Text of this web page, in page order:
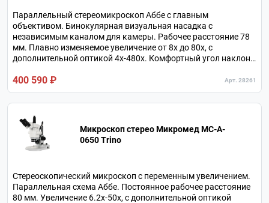
Параллельный стереомикроскоп Аббе с главным
объективом. Бинокулярная визуальная насадка с
независимым каналом для камеры. Рабочее расстояние 78
мм. Плавно изменяемое увеличение от 8х до 80х, с
дополнительной оптикой 4х-480х. Комфортный угол наклона
и осветитель проходящего света на светодиодах.
400 590 ₽ Арт. 28261
Микроскоп стерео Микромед MC-A-
0650 Trino
Стереоскопический микроскоп с переменным увеличением.
Параллельная схема Аббе. Постоянное рабочее расстояние
80 мм. Увеличение 6.2х-50х, с дополнительной оптикой